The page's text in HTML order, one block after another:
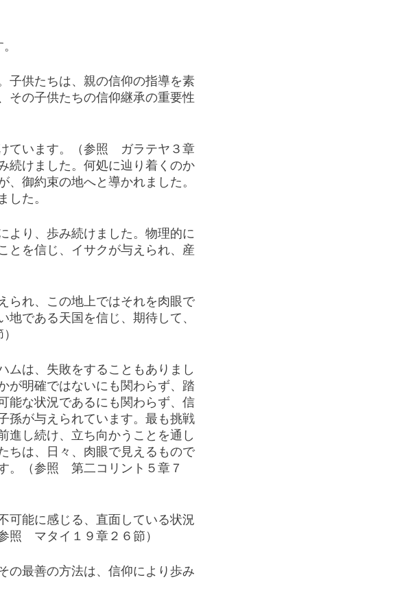
子供たちは、親の信仰の指導を素
その子供たちの信仰継承の重要性
ています。（参照　ガラテヤ３章
続けました。何処に辿り着くのか
御約束の地へと導かれました。
た。
より、歩み続けました。物理的に
とを信じ、イサクが与えられ、産
られ、この地上ではそれを肉眼で
である天国を信じ、期待して、
ムは、失敗をすることもありまし
が明確ではないにも関わらず、踏
能な状況であるにも関わらず、信
孫が与えられています。最も挑戦
進し続け、立ち向かうことを通し
ちは、日々、肉眼で見えるもので
。（参照　第二コリント５章７
可能に感じる、直面している状況
　マタイ１９章２６節）
の最善の方法は、信仰により歩み